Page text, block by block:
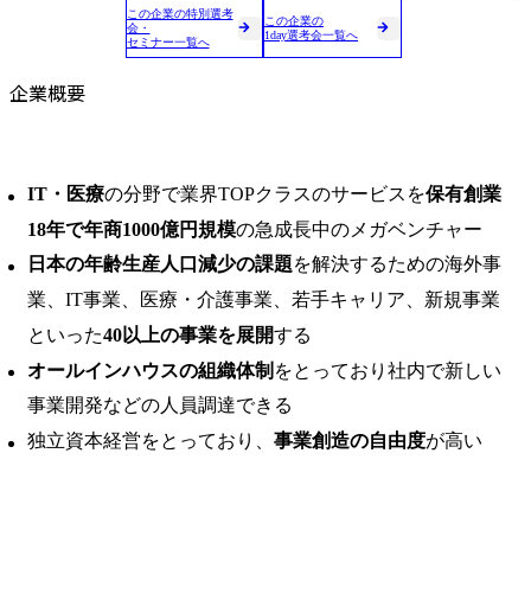
この企業の特別選考
会・
セミナー一覧へ
この企業の
1day選考会一覧へ
企業概要
IT・医療の分野で業界TOPクラスのサービスを保有創業
18年で年商1000億円規模の急成長中のメガベンチャー
日本の年齢生産人口減少の課題を解決するための海外事
業、IT事業、医療・介護事業、若手キャリア、新規事業
といった40以上の事業を展開する
オールインハウスの組織体制 をとっており社内で新しい
事業開発などの人員調達できる
独立資本経営をとっており、 事業創造の自由度が高い